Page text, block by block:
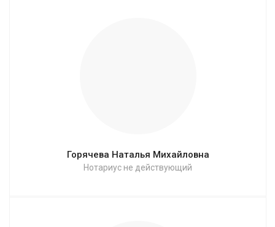
Горячева Наталья Михайловна
Нотариус не действующий